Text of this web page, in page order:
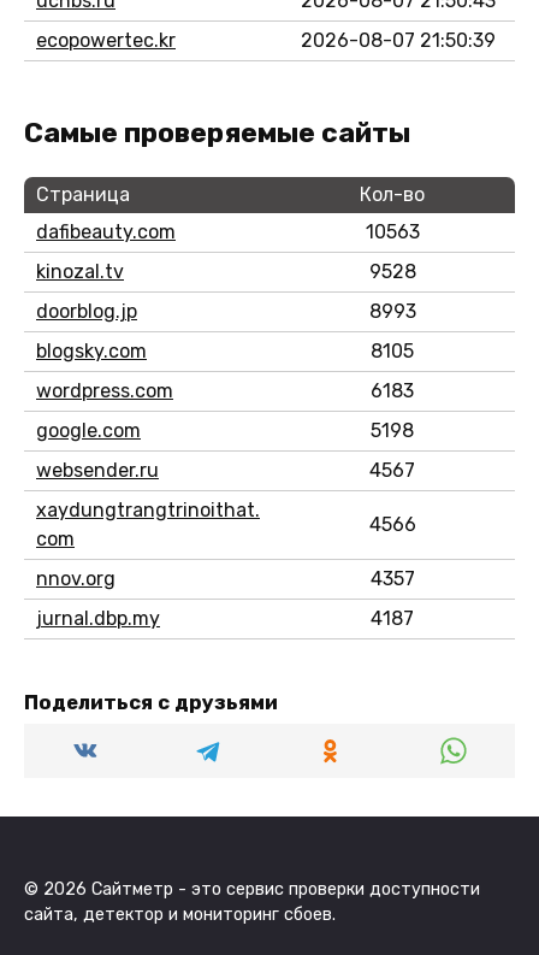
ecopowertec.kr
2026-08-07 21:50:39
Самые проверяемые сайты
Страница
Кол-во
dafibeauty.com
10563
kinozal.tv
9528
doorblog.jp
8993
blogsky.com
8105
wordpress.com
6183
google.com
5198
websender.ru
4567
xaydungtrangtrinoithat.
com
4566
nnov.org
4357
jurnal.dbp.my
4187
Поделиться с друзьями
© 2026 Сайтметр - это сервис проверки доступности
сайта, детектор и мониторинг сбоев.